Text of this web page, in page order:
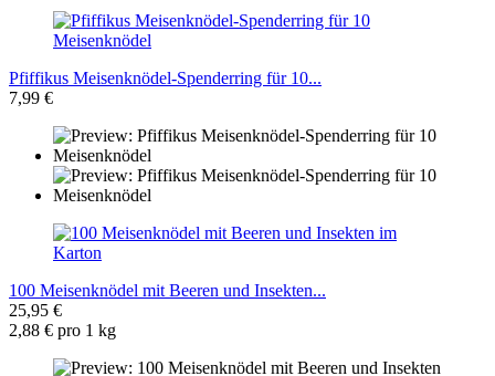
Pfiffikus Meisenknödel-Spenderring für 10...
7,99 €
100 Meisenknödel mit Beeren und Insekten...
25,95 €
2,88 € pro 1 kg